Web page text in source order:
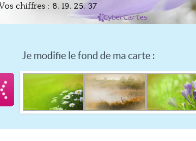
Je modifie le fond de ma carte :